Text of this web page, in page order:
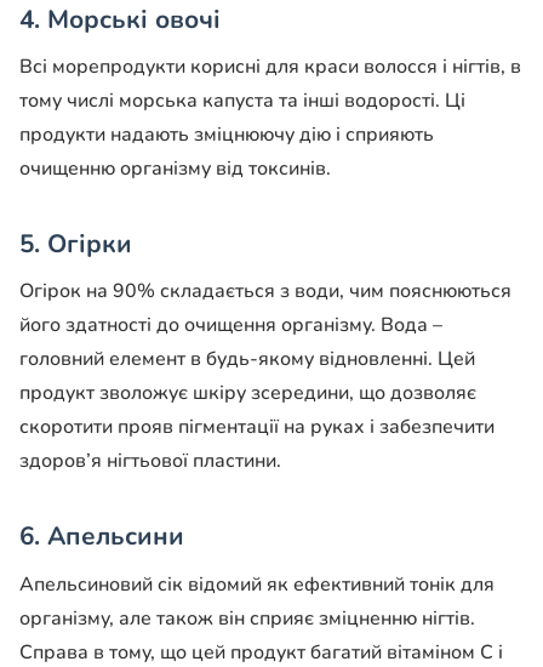
4. Морські овочі
Всі морепродукти корисні для краси волосся і нігтів, в
тому числі морська капуста та інші водорості. Ці
продукти надають зміцнюючу дію і сприяють
очищенню організму від токсинів.
5. Огірки
Огірок на 90% складається з води, чим пояснюються
його здатності до очищення організму. Вода –
головний елемент в будь-якому відновленні. Цей
продукт зволожує шкіру зсередини, що дозволяє
скоротити прояв пігментації на руках і забезпечити
здоров’я нігтьової пластини.
6. Апельсини
Апельсиновий сік відомий як ефективний тонік для
організму, але також він сприяє зміцненню нігтів.
Справа в тому, що цей продукт багатий вітаміном С і